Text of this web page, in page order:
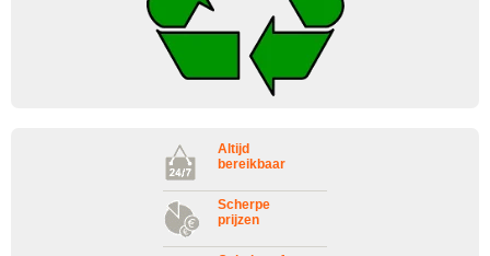
Altijd
bereikbaar
Scherpe
prijzen